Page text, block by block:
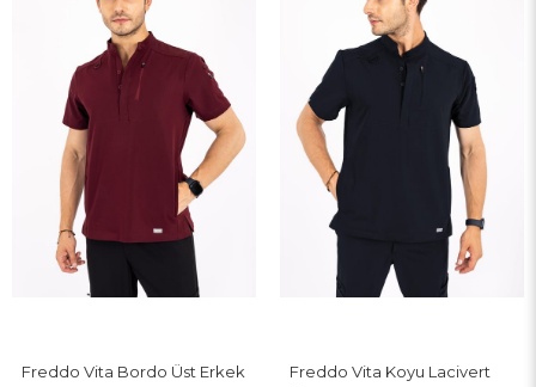
Freddo Vita Bordo Üst Erkek
Freddo Vita Koyu Lacivert